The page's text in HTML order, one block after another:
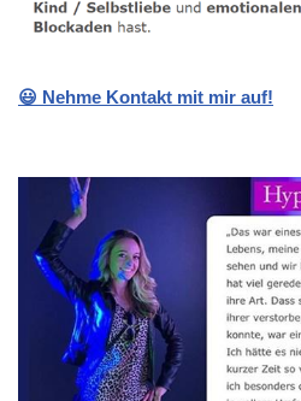
😃 Nehme Kontakt mit mir auf!